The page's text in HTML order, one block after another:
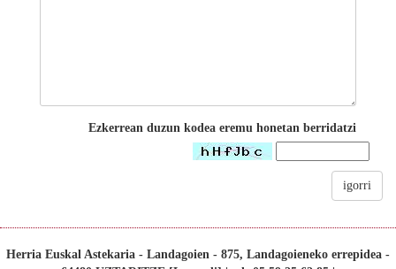
Ezkerrean duzun kodea eremu honetan berridatzi
igorri
Herria Euskal Astekaria - Landagoien - 875, Landagoieneko errepidea -